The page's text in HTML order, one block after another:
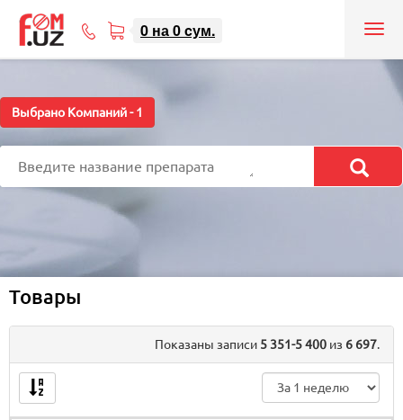
0 на0cум.
207-
08
Выбрано Компаний -1
Товары
Показаны записи 5 351-5 400 из 6 697.